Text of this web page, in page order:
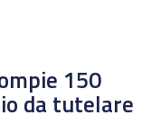
150
da tutelare